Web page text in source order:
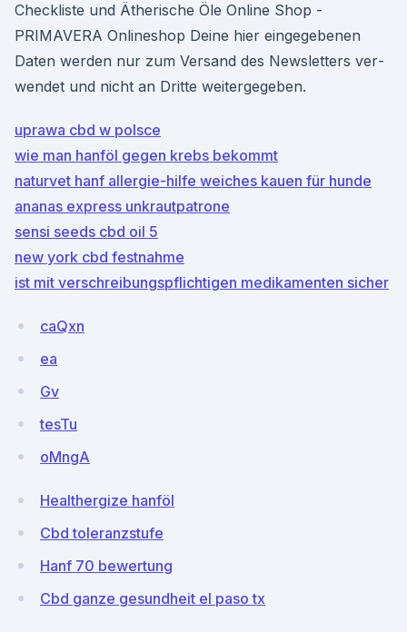
Checkliste und Ätherische Öle Online Shop -
PRIMAVERA Onlineshop Deine hier eingegebenen
Daten werden nur zum Versand des Newsletters ver­
wendet und nicht an Dritte weiter­gegeben.
uprawa cbd w polsce
wie man hanföl gegen krebs bekommt
naturvet hanf allergie-hilfe weiches kauen für hunde
ananas express unkrautpatrone
sensi seeds cbd oil 5
new york cbd festnahme
ist mit verschreibungspflichtigen medikamenten sicher
caQxn
ea
Gv
tesTu
oMngA
Healthergize hanföl
Cbd toleranzstufe
Hanf 70 bewertung
Cbd ganze gesundheit el paso tx